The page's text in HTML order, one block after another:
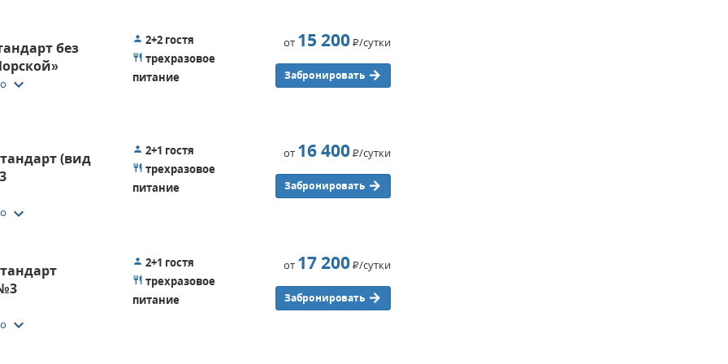
без
keyboard_arrow_down
2+2 гостя
трехразовое
питание
от 15 200Р/сутки
Забронировать
(вид
keyboard_arrow_down
2+1 гостя
трехразовое
питание
от 16 400Р/сутки
Забронировать
keyboard_arrow_down
2+1 гостя
трехразовое
питание
от 17 200Р/сутки
Забронировать